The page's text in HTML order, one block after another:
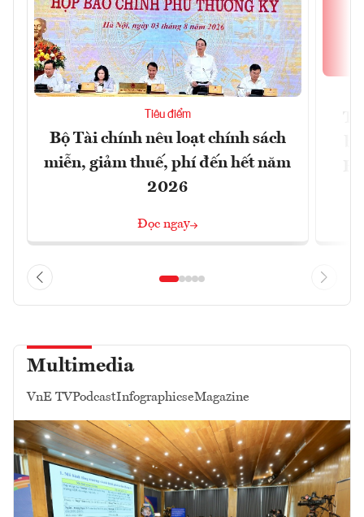
Tiêu điểm
Bộ Tài chính nêu loạt chính sách
miễn, giảm thuế, phí đến hết năm
2026
Đọc ngay
Multimedia
VnE TVPodcastInfographicseMagazine